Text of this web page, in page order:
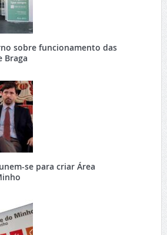
sobre funcionamento das
Braga
se para criar Área